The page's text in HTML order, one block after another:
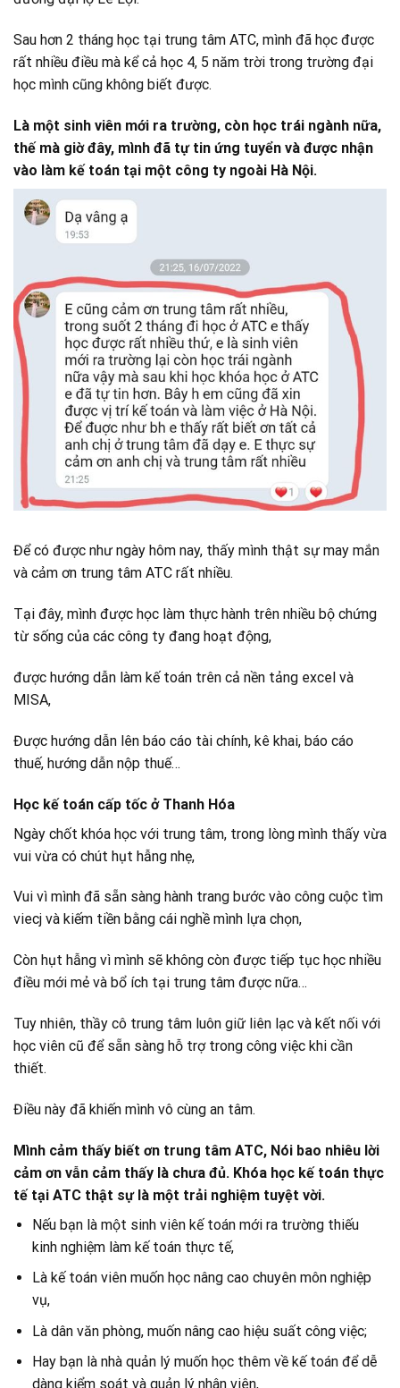
Sau hơn 2 tháng học tại trung tâm ATC, mình đã học được
rất nhiều điều mà kể cả học 4, 5 năm trời trong trường đại
học mình cũng không biết được.
Là một sinh viên mới ra trường, còn học trái ngành nữa,
thế mà giờ đây, mình đã tự tin ứng tuyển và được nhận
vào làm kế toán tại một công ty ngoài Hà Nội.
Để có được như ngày hôm nay, thấy mình thật sự may mắn
và cảm ơn trung tâm ATC rất nhiều.
Tại đây, mình được học làm thực hành trên nhiều bộ chứng
từ sống của các công ty đang hoạt động,
được hướng dẫn làm kế toán trên cả nền tảng excel và
MISA,
Được hướng dẫn lên báo cáo tài chính, kê khai, báo cáo
thuế, hướng dẫn nộp thuế…
Học kế toán cấp tốc ở Thanh Hóa
Ngày chốt khóa học với trung tâm, trong lòng mình thấy vừa
vui vừa có chút hụt hẫng nhẹ,
Vui vì mình đã sẵn sàng hành trang bước vào công cuộc tìm
viecj và kiếm tiền bằng cái nghề mình lựa chọn,
Còn hụt hẫng vì mình sẽ không còn được tiếp tục học nhiều
điều mới mẻ và bổ ích tại trung tâm được nữa…
Tuy nhiên, thầy cô trung tâm luôn giữ liên lạc và kết nối với
học viên cũ để sẵn sàng hỗ trợ trong công việc khi cần
thiết.
Điều này đã khiến mình vô cùng an tâm.
Mình cảm thấy biết ơn trung tâm ATC, Nói bao nhiêu lời
cảm ơn vẫn cảm thấy là chưa đủ. Khóa học kế toán thực
tế tại ATC thật sự là một trải nghiệm tuyệt vời.
Nếu bạn là một sinh viên kế toán mới ra trường thiếu
kinh nghiệm làm kế toán thực tế,
Là kế toán viên muốn học nâng cao chuyên môn nghiệp
vụ,
Là dân văn phòng, muốn nâng cao hiệu suất công việc;
Hay bạn là nhà quản lý muốn học thêm về kế toán để dễ
dàng kiểm soát và quản lý nhân viên,